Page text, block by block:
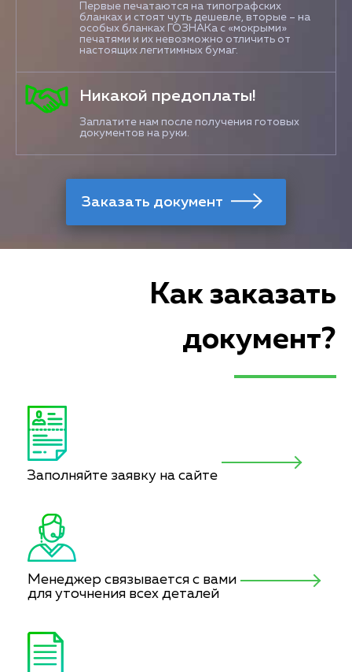
Первые печатаются на типографских
бланках и стоят чуть дешевле, вторые – на
особых бланках ГОЗНАКа с «мокрыми»
печатями и их невозможно отличить от
настоящих легитимных бумаг.
Никакой предоплаты!
Заплатите нам после получения готовых
документов на руки.
Как заказать
документ?
Заполняйте заявку на сайте
Менеджер связывается с вами
для уточнения всех деталей